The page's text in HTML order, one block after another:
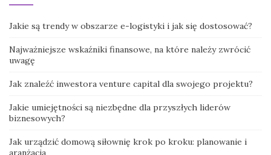
Jakie są trendy w obszarze e-logistyki i jak się dostosować?
Najważniejsze wskaźniki finansowe, na które należy zwrócić
uwagę
Jak znaleźć inwestora venture capital dla swojego projektu?
Jakie umiejętności są niezbędne dla przyszłych liderów
biznesowych?
Jak urządzić domową siłownię krok po kroku: planowanie i
aranżacja